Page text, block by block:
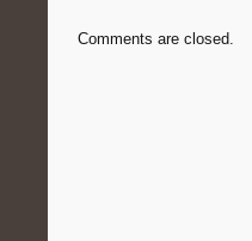
Comments are closed.